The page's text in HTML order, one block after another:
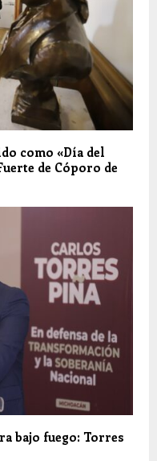
como «Día del
de Cóporo de
bajo fuego: Torres